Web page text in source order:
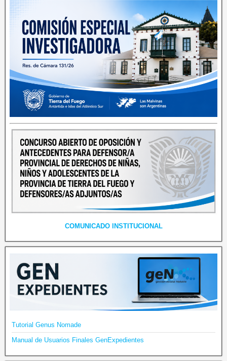
COMUNICADO INSTITUCIONAL
Tutorial Genus Nomade
Manual de Usuarios Finales GenExpedientes